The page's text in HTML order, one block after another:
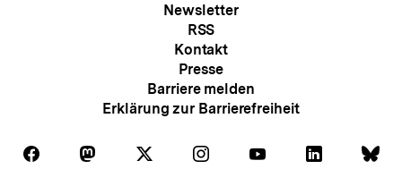
Newsletter
RSS
Kontakt
Presse
Barriere melden
Erklärung zur Barrierefreiheit
Folgen
Auf
Folgen Folgen Folgen
Auf
Folgen Folgen